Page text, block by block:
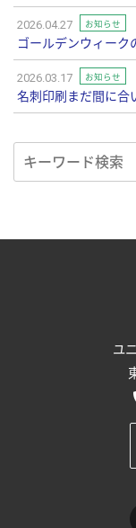
2026.04.27 お知らせ
ゴールデンウィーク
2026.03.17 お知らせ
名刺印刷まだ間に合
ユ